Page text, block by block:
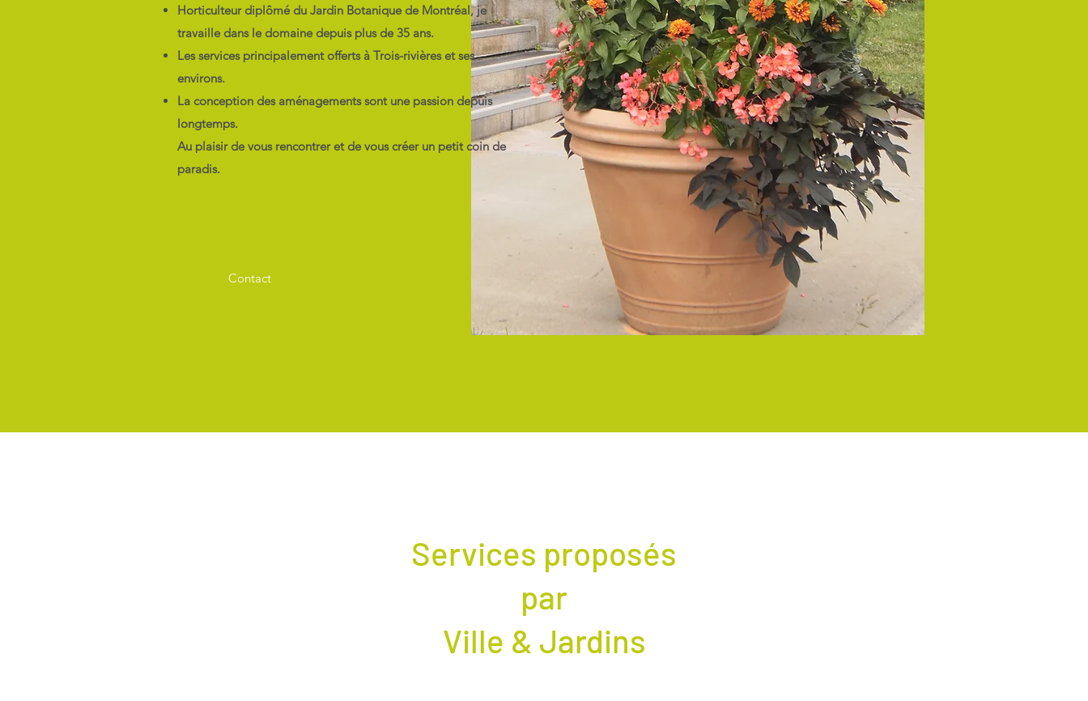
Horticulteur diplômé du Jardin Botanique de Montréal, je
travaille dans le domaine depuis plus de 35 ans.
Les services principalement offerts à Trois-rivières et ses
environs.
La conception des aménagements sont une passion depuis
longtemps.
Au plaisir de vous rencontrer et de vous créer un petit coin de
paradis.
Contact
Services proposés
par
Ville & Jardins